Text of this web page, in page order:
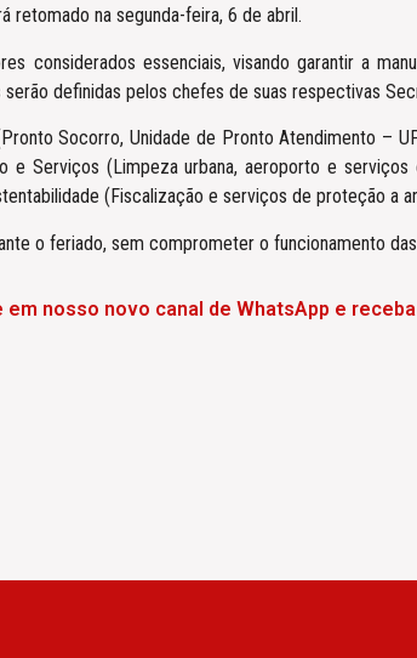
retomado na segunda-feira, 6 de abril.
considerados essenciais, visando garantir a
definidas pelos chefes de suas respectivas
Socorro, Unidade de Pronto Atendimento –
e Serviços (Limpeza urbana, aeroporto e
(Fiscalização e serviços de proteção a
o feriado, sem comprometer o funcionamento
em nosso novo canal de WhatsApp e